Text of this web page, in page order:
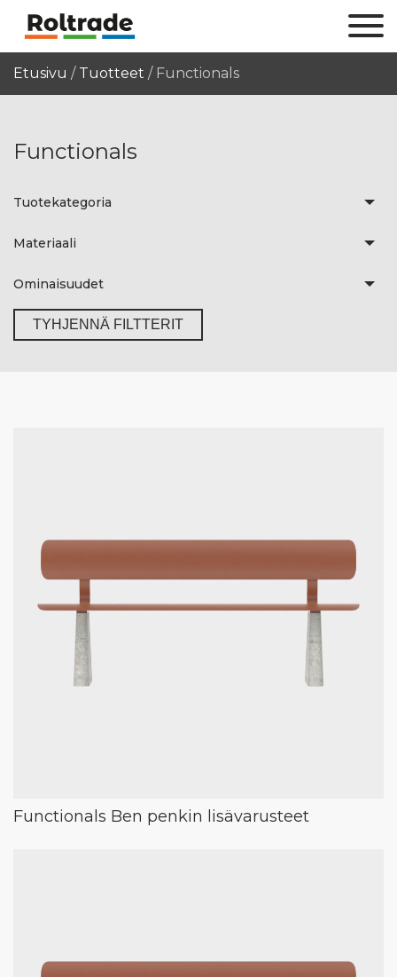
Etusivu / Tuotteet / Functionals
Functionals
Tuotekategoria
Materiaali
Ominaisuudet
TYHJENNÄ FILTTERIT
Functionals Ben penkin lisävarusteet